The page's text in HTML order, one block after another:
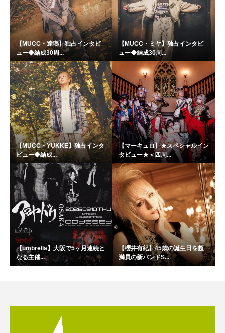
【MUCC・逹瑯】独占インタビ
ュー◆結成30周...
【MUCC・ミヤ】独占インタビ
ュー◆結成30周...
【MUCC・YUKKE】独占インタ
ビュー◆結成...
【マーキュロ】★スペシャルイン
タビュー★＜四周...
【umbrella】大阪で5ヶ月連続と
なる主催...
【櫻井有紀】45歳の誕生日を超
満員の新バンドS...